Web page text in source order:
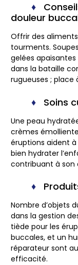
douleur
Offrir des
tourments.
gelées
dans la bataille
rugueuses ; place
Soins
Une peau
crèmes
éruptions aident
bien hydrater
contribuant à son
Nombre d’objets
dans la gestion
tiède pour les
buccales, et un
réparateur sont
efficacité.